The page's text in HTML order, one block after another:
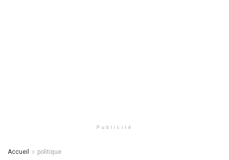
Publicité
Accueil politique